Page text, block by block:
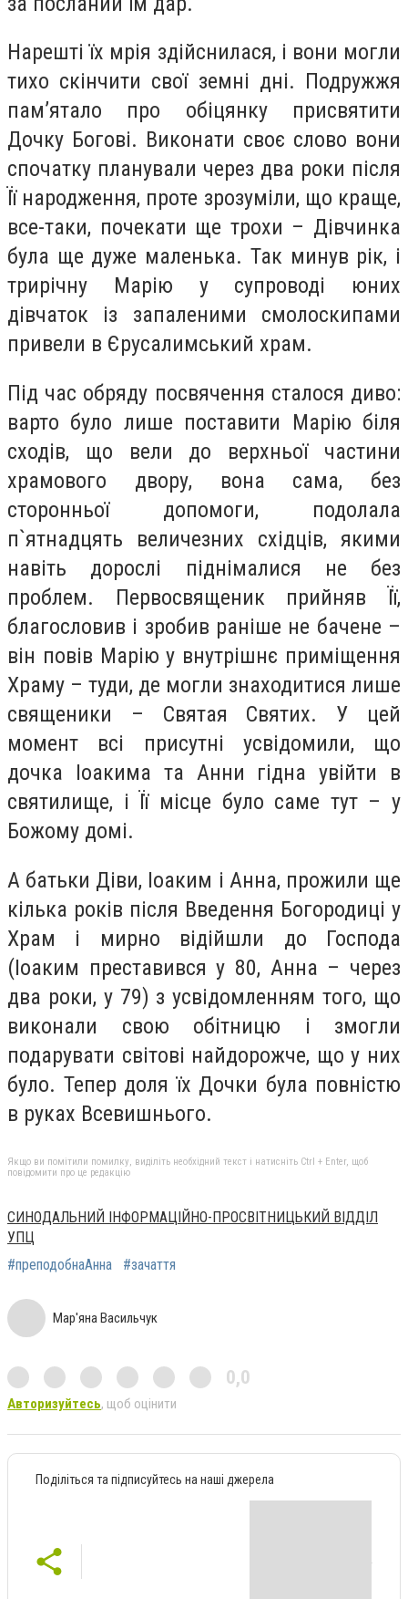
Нарешті їх мрія здійснилася, і вони могли
тихо скінчити свої земні дні. Подружжя
пам’ятало про обіцянку присвятити
Дочку Богові. Виконати своє слово вони
спочатку планували через два роки після
Її народження, проте зрозуміли, що краще,
все-таки, почекати ще трохи – Дівчинка
була ще дуже маленька. Так минув рік, і
трирічну Марію у супроводі юних
дівчаток із запаленими смолоскипами
привели в Єрусалимський храм.
Під час обряду посвячення сталося диво:
варто було лише поставити Марію біля
сходів, що вели до верхньої частини
храмового двору, вона сама, без
сторонньої допомоги, подолала
п`ятнадцять величезних східців, якими
навіть дорослі піднімалися не без
проблем. Первосвященик прийняв Її,
благословив і зробив раніше не бачене –
він повів Марію у внутрішнє приміщення
Храму – туди, де могли знаходитися лише
священики – Святая Святих. У цей
момент всі присутні усвідомили, що
дочка Іоакима та Анни гідна увійти в
святилище, і Її місце було саме тут – у
Божому домі.
А батьки Діви, Іоаким і Анна, прожили ще
кілька років після Введення Богородиці у
Храм і мирно відійшли до Господа
(Іоаким преставився у 80, Анна – через
два роки, у 79) з усвідомленням того, що
виконали свою обітницю і змогли
подарувати світові найдорожче, що у них
було. Тепер доля їх Дочки була повністю
в руках Всевишнього.
Якщо ви помітили помилку, виділіть необхідний текст і натисніть Ctrl + Enter, щоб
повідомити про це редакцію
СИНОДАЛЬНИЙ ІНФОРМАЦІЙНО-ПРОСВІТНИЦЬКИЙ ВІДДІЛ
УПЦ
#преподобнаАнна
#зачаття
Мар'яна Васильчук
0,0
Авторизуйтесь, щоб оцінити
Поділіться та підписуйтесь на наші джерела